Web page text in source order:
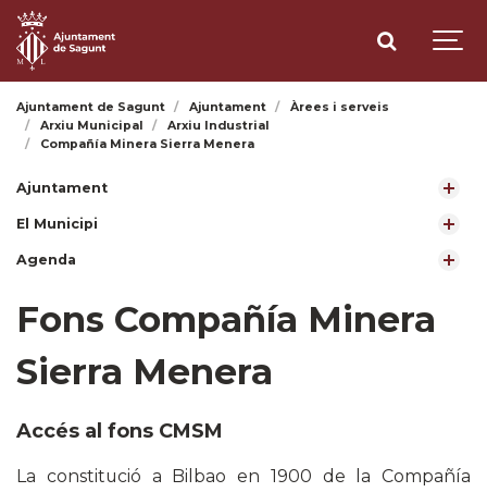
Ajuntament de Sagunt Ajuntament
Àrees i serveis
Arxiu Municipal
Arxiu Industrial
Compañía Minera Sierra Menera
Ajuntament
El Municipi
Agenda
Fons Compañía Minera
Sierra Menera
Accés al fons CMSM
La constitució a Bilbao en 1900 de la Compañía